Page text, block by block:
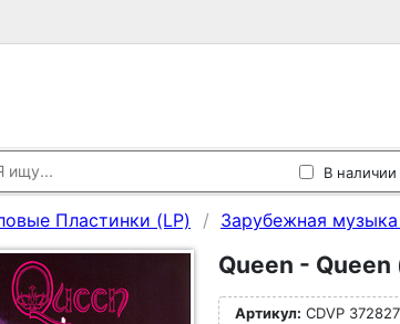
В наличии
Пластинки (LP) Зарубежная
Queen - Queen
Артикул: CDVP